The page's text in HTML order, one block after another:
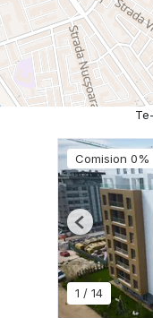
Comision 0%
1 / 14
Previous